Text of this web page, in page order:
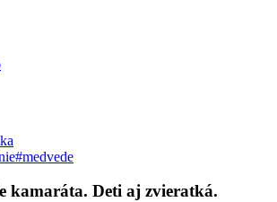
#medvede
kamaráta. Deti aj zvieratká.